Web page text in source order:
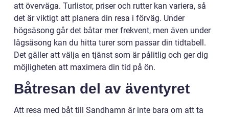
att överväga. Turlistor, priser och rutter kan variera, så
det är viktigt att planera din resa i förväg. Under
högsäsong går det båtar mer frekvent, men även under
lågsäsong kan du hitta turer som passar din tidtabell.
Det gäller att välja en tjänst som är pålitlig och ger dig
möjligheten att maximera din tid på ön.
Båtresan del av äventyret
Att resa med båt till Sandhamn är inte bara om att ta